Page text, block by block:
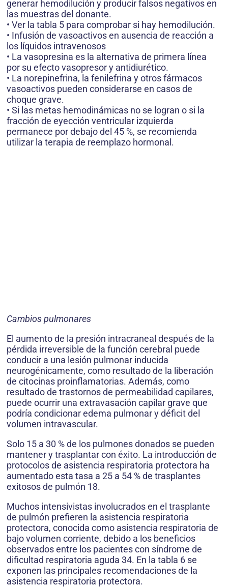
generar hemodilución y producir falsos negativos en
las muestras del donante.
• Ver la tabla 5 para comprobar si hay hemodilución.
• Infusión de vasoactivos en ausencia de reacción a
los líquidos intravenosos
• La vasopresina es la alternativa de primera línea
por su efecto vasopresor y antidiurético.
• La norepinefrina, la fenilefrina y otros fármacos
vasoactivos pueden considerarse en casos de
choque grave.
• Si las metas hemodinámicas no se logran o si la
fracción de eyección ventricular izquierda
permanece por debajo del 45 %, se recomienda
utilizar la terapia de reemplazo hormonal.
Cambios pulmonares
El aumento de la presión intracraneal después de la
pérdida irreversible de la función cerebral puede
conducir a una lesión pulmonar inducida
neurogénicamente, como resultado de la liberación
de citocinas proinflamatorias. Además, como
resultado de trastornos de permeabilidad capilares,
puede ocurrir una extravasación capilar grave que
podría condicionar edema pulmonar y déficit del
volumen intravascular.
Solo 15 a 30 % de los pulmones donados se pueden
mantener y trasplantar con éxito. La introducción de
protocolos de asistencia respiratoria protectora ha
aumentado esta tasa a 25 a 54 % de trasplantes
exitosos de pulmón 18.
Muchos intensivistas involucrados en el trasplante
de pulmón prefieren la asistencia respiratoria
protectora, conocida como asistencia respiratoria de
bajo volumen corriente, debido a los beneficios
observados entre los pacientes con síndrome de
dificultad respiratoria aguda 34. En la tabla 6 se
exponen las principales recomendaciones de la
asistencia respiratoria protectora.